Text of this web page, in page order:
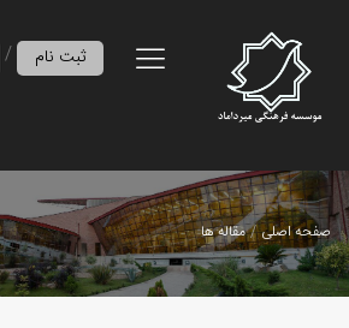
/ ثبت نام
صفحه اصلی مقاله ها